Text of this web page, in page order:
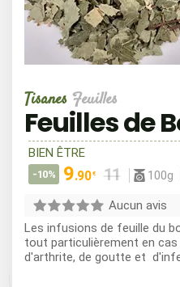
Tisanes Feuilles
Feuilles de
BIEN ÊTRE
-10% 9.90 € 100g
Aucun avis
Les infusions de feuille du
tout particulièrement en
d'arthrite, de goutte et